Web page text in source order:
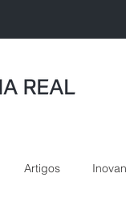
Artigos